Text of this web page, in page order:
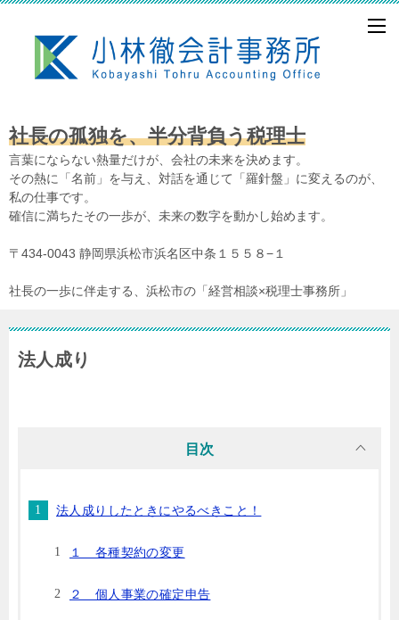
社長の孤独を、半分背負う税理士
言葉にならない熱量だけが、会社の未来を決めます。
その熱に「名前」を与え、対話を通じて「羅針盤」に変えるのが、
私の仕事です。
確信に満ちたその一歩が、未来の数字を動かし始めます。
〒434-0043 静岡県浜松市浜名区中条１５５８−１
社長の一歩に伴走する、浜松市の「経営相談×税理士事務所」
法人成り
目次
法人成りしたときにやるべきこと！
１ 各種契約の変更
２ 個人事業の確定申告